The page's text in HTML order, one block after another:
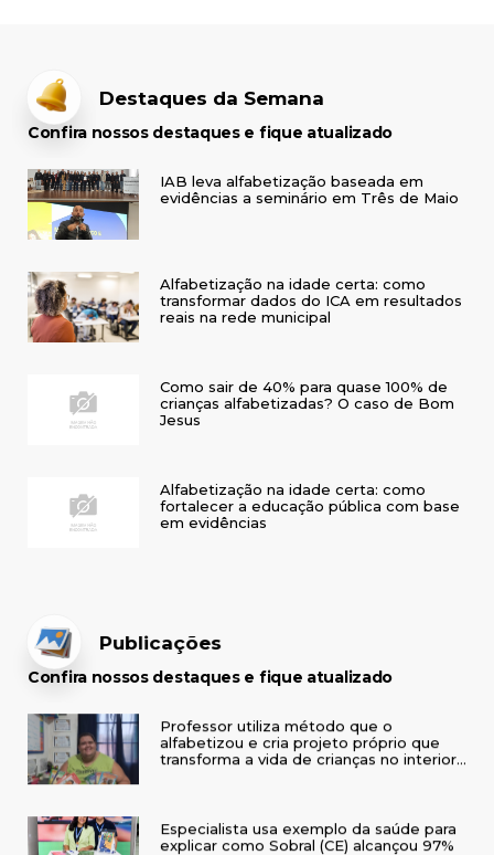
Destaques da Semana
Confira nossos destaques e fique atualizado
IAB leva alfabetização baseada em
evidências a seminário em Três de Maio
Alfabetização na idade certa: como
transformar dados do ICA em resultados
reais na rede municipal
Como sair de 40% para quase 100% de
crianças alfabetizadas? O caso de Bom
Jesus
Alfabetização na idade certa: como
fortalecer a educação pública com base
em evidências
Publicações
Confira nossos destaques e fique atualizado
Professor utiliza método que o
alfabetizou e cria projeto próprio que
transforma a vida de crianças no interior
Especialista usa exemplo da saúde para
explicar como Sobral (CE) alcançou 97%